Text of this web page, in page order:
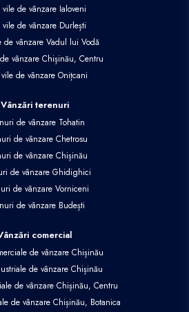
vile de vânzare Ialoveni
vile de vânzare Durlești
de vânzare Vadul lui Vodă
vânzare Chișinău, Centru
de vânzare Onițcani
Vânzări terenuri
de vânzare Tohatin
de vânzare Chetrosu
de vânzare Chișinău
de vânzare Ghidighici
de vânzare Vorniceni
de vânzare Budești
comercial
de vânzare Chișinău
de vânzare Chișinău
de vânzare Chișinău, Centru
de vânzare Chișinău, Botanica